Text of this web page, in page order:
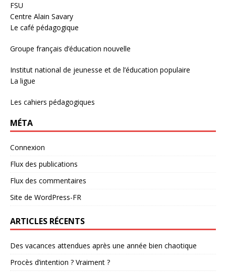
FSU
Centre Alain Savary
Le café pédagogique
Groupe français d’éducation nouvelle
Institut national de jeunesse et de l’éducation populaire
La ligue
Les cahiers pédagogiques
MÉTA
Connexion
Flux des publications
Flux des commentaires
Site de WordPress-FR
ARTICLES RÉCENTS
Des vacances attendues après une année bien chaotique
Procès d’intention ? Vraiment ?